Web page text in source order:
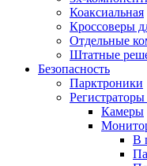
Коаксиальная
Кроссоверы
Отдельные
Штатные
Безопасность
Парктроники
Камеры
В